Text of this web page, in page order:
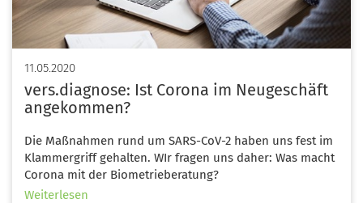
11.05.2020
vers.diagnose: Ist Corona im Neugeschäft
angekommen?
Die Maßnahmen rund um SARS-CoV-2 haben uns fest im
Klammergriff gehalten. WIr fragen uns daher: Was macht
Corona mit der Biometrieberatung?
Weiterlesen